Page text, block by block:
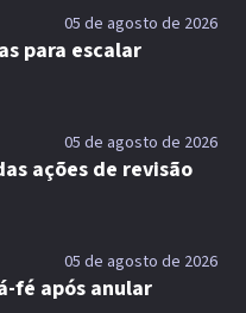
05 de agosto de 2026
para escalar
05 de agosto de 2026
ações de revisão
05 de agosto de 2026
fé após anular